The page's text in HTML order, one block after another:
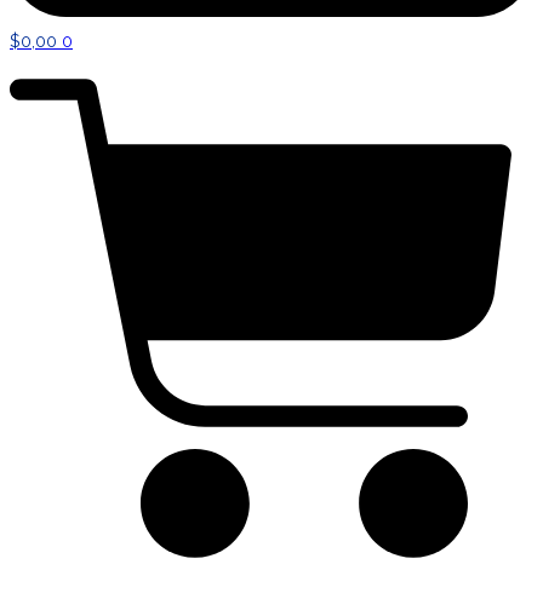
$0,00 0